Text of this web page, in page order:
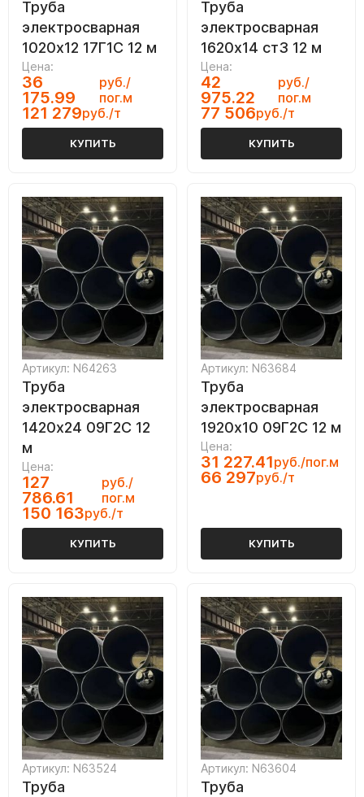
Труба
электросварная
1020х12 17Г1С 12 м
Цена:
36
175.99
руб./
пог.м
121 279руб./т
КУПИТЬ
Труба
электросварная
1620х14 ст3 12 м
Цена:
42
975.22
руб./
пог.м
77 506руб./т
КУПИТЬ
Артикул: N64263
Труба
электросварная
1420х24 09Г2С 12
м
Цена:
127
786.61
руб./
пог.м
150 163руб./т
КУПИТЬ
Артикул: N63684
Труба
электросварная
1920х10 09Г2С 12 м
Цена:
31 227.41руб./пог.м
66 297руб./т
КУПИТЬ
Артикул: N63524
Труба
Артикул: N63604
Труба